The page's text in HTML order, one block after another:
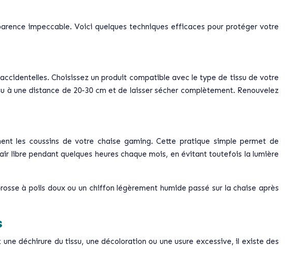
impeccable. Voici quelques techniques efficaces pour protéger votre
Choisissez un produit compatible avec le type de tissu de votre
une distance de 20-30 cm et de laisser sécher complètement. Renouvelez
les coussins de votre chaise gaming. Cette pratique simple permet de
libre pendant quelques heures chaque mois, en évitant toutefois la lumière
à poils doux ou un chiffon légèrement humide passé sur la chaise après
déchirure du tissu, une décoloration ou une usure excessive, il existe des